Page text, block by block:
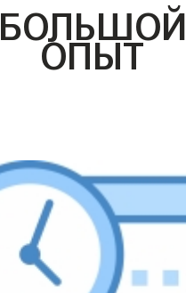
БОЛЬШОЙ
ОПЫТ